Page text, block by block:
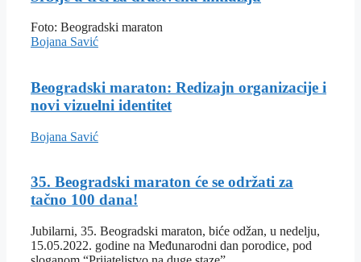
Foto: Beogradski maraton
Bojana Savić
Beogradski maraton: Redizajn organizacije i
novi vizuelni identitet
Bojana Savić
35. Beogradski maraton će se održati za
tačno 100 dana!
Jubilarni, 35. Beogradski maraton, biće odžan, u nedelju,
15.05.2022. godine na Međunarodni dan porodice, pod